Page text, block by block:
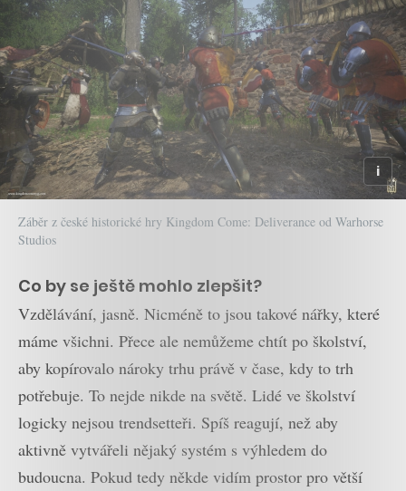
Záběr z české historické hry Kingdom Come: Deliverance od Warhorse
Studios
Co by se ještě mohlo zlepšit?
Vzdělávání, jasně. Nicméně to jsou takové nářky, které
máme všichni. Přece ale nemůžeme chtít po školství,
aby kopírovalo nároky trhu právě v čase, kdy to trh
potřebuje. To nejde nikde na světě. Lidé ve školství
logicky nejsou trendsetteři. Spíš reagují, než aby
aktivně vytvářeli nějaký systém s výhledem do
budoucna. Pokud tedy někde vidím prostor pro větší